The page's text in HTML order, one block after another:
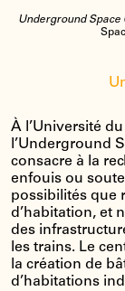
Underground Space
À l’Université
l’Underground
consacre à la
enfouis ou
possibilités que
d’habitation, et
des
les trains. Le
la création de
d’habitations